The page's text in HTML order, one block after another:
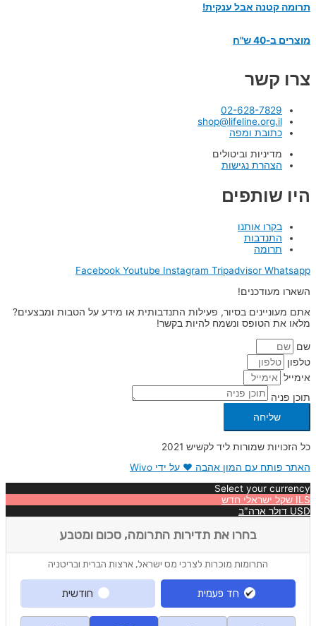
תרומה קטנה אבל ענקית!
מוצרים ב-40 ש"ח
צרו קשר
02-628-7829
shop@lifeline.org.il
כתובת ומפה
מדיניות וביטולים
הצהרת נגישות
היו שותפים
בקרו אותנו
התנדבות
תרומה
Facebook Youtube Instagram Tripadvisor Whatsapp
השארו מעודכנים!
אתם מעוניינים בסיור, פעילות התנדבותית או מידע על הטבות ומבצעים?
מלאו את הטופס ונשמח להיות בקשר!
שם
טלפון
אימייל
תוכן פניה
שליחה
כל הזכויות שמורות ליד לקשיש 2021
האתר פותח עם המון אהבה ❤ על ידי Wivo
Select your currency
ILS שקל ישראלי חדש
USD דולר ארה"ב